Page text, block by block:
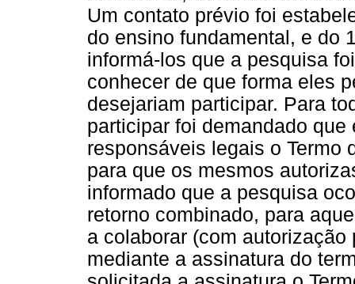
Um contato prévio foi
do ensino fundamental, e do
informá-los que a pesquisa
conhecer de que forma eles
desejariam participar. Para
participar foi demandado
responsáveis legais o Termo
para que os mesmos
informado que a pesquisa
retorno combinado, para
a colaborar (com
mediante a assinatura do